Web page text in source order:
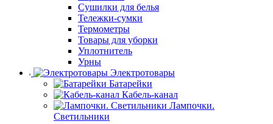
Сушилки для белья
Тележки-сумки
Термометры
Товары для уборки
Уплотнитель
Урны
Электротовары
Батарейки
Кабель-канал
Лампочки.
Светильники